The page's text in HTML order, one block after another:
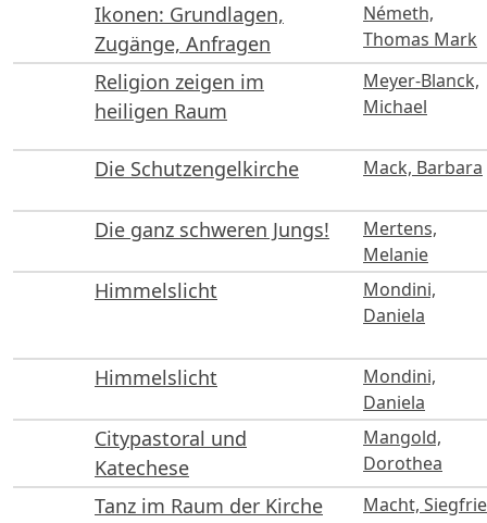
Ikonen: Grundlagen,
Zugänge, Anfragen
Németh,
Thomas Mark
Religion zeigen im
heiligen Raum
Meyer-Blanck,
Michael
Die Schutzengelkirche Mack, Barbara
Die ganz schweren Jungs!
Mertens,
Melanie
Himmelslicht
Mondini,
Daniela
Himmelslicht
Mondini,
Daniela
Citypastoral und
Katechese
Mangold,
Dorothea
Tanz im Raum der Kirche Macht,